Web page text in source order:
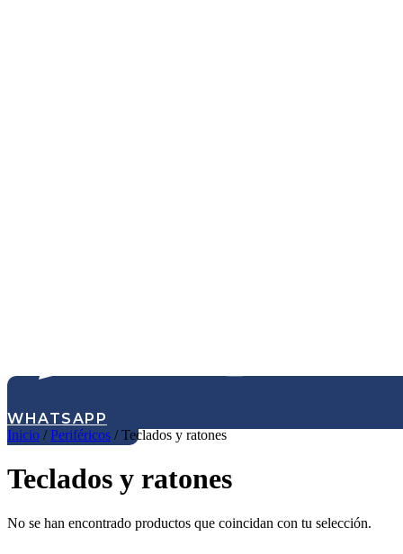
WHATSAPP
Inicio /Periféricos / Teclados y ratones
Teclados y ratones
No se han encontrado productos que coincidan con tu selección.